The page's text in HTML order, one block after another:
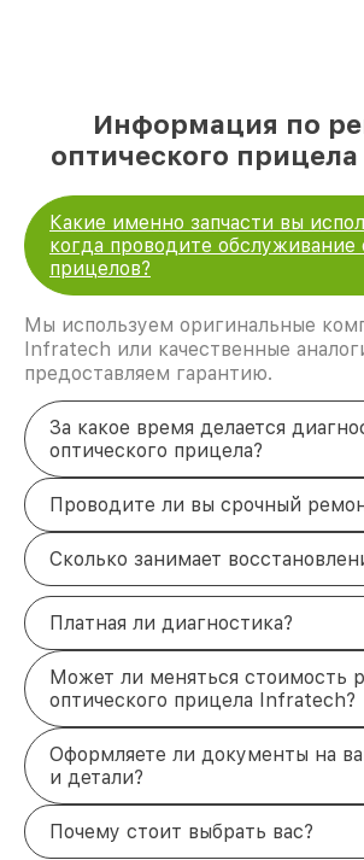
Информация по
оптического
Какие именно запчасти вы
когда проводите обслуживание
прицелов?
Мы используем оригинальные
Infratech или качественные
предоставляем гарантию.
За какое время делается
оптического прицела?
Проводите ли вы срочный
Сколько занимает
Платная ли диагностика?
Может ли меняться стоимость
оптического прицела Infratech?
Оформляете ли документы на
и детали?
Почему стоит выбрать вас?